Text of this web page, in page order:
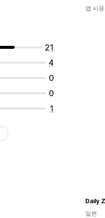
21
4
0
0
1
앱 사
Daily
일본